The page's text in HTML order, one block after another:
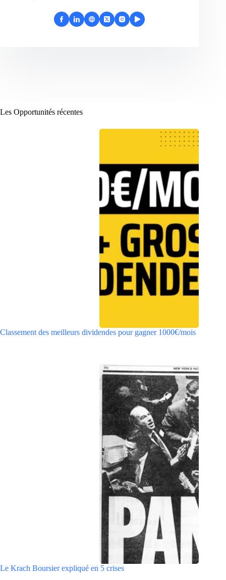
Les Opportunités récentes
Classement des meilleurs dividendes pour gagner 1000€/mois
Le Krach Boursier expliqué en 5 crises